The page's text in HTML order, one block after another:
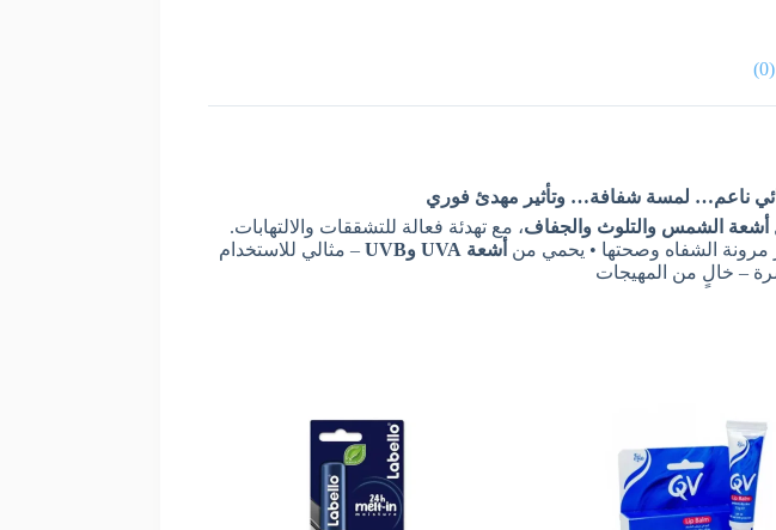
ناعم… لمسة شفافة… وتأثير مهدئ فوري
أشعة الشمس والتلوث والجفاف، مع تهدئة فعالة للتشققات والالتهابات.
مرونة الشفاه وصحتها • يحمي من أشعة UVA وUVB
– مثالي للاستخدام
– خالٍ من المهيجات